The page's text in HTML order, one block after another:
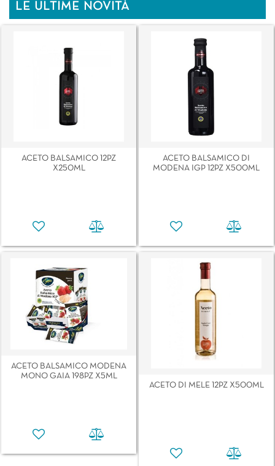
LE ULTIME NOVITÀ
ACETO BALSAMICO 12PZ
X250ML
ACETO BALSAMICO DI
MODENA IGP 12PZ X500ML
ACETO BALSAMICO MODENA
MONO GAIA 198PZ X5ML
ACETO DI MELE 12PZ X500ML